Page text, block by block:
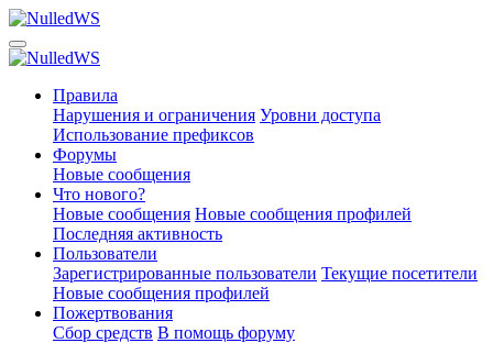
Правила
Нарушения и ограничения Уровни доступа
Использование префиксов
Форумы
Новые сообщения
Что нового?
Новые сообщения Новые сообщения профилей
Последняя активность
Пользователи
Зарегистрированные пользователи Текущие посетители
Новые сообщения профилей
Пожертвования
Сбор средств В помощь форуму